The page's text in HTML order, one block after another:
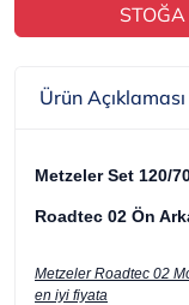
Ürün Açıklaması
Metzeler Set 120/
Roadtec 02 Ön
Metzeler Roadtec 02
en iyi fiyata